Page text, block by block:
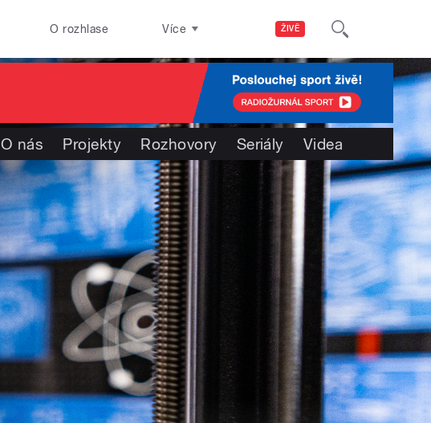
ŽIVĚ
O rozhlase Více
O nás Projekty Rozhovory Seriály Videa